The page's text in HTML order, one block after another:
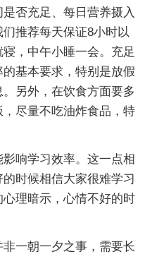
否充足、每日营养摄入
推荐每天保证8小时以
，中午小睡一会。充足
基本要求，特别是放假
另外，在饮食方面要多
尽量不吃油炸食品，特
响学习效率。这一点相
时候相信大家很难学习
理暗示，心情不好的时
一朝一夕之事，需要长